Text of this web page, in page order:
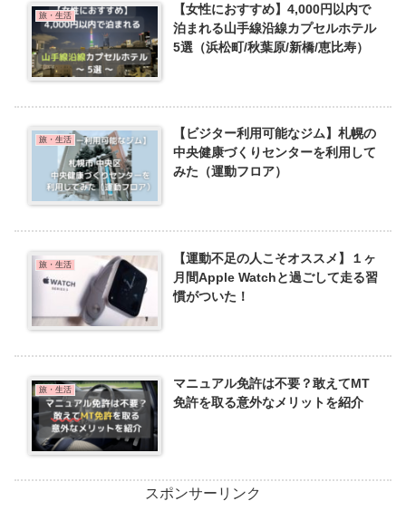
旅・生活
【女性におすすめ】4,000円以内で
泊まれる山手線沿線カプセルホテル
5選（浜松町/秋葉原/新橋/恵比寿）
旅・生活
【ビジター利用可能なジム】札幌の
中央健康づくりセンターを利用して
みた（運動フロア）
旅・生活
【運動不足の人こそオススメ】１ヶ
月間Apple Watchと過ごして走る習
慣がついた！
旅・生活
マニュアル免許は不要？敢えてMT
免許を取る意外なメリットを紹介
スポンサーリンク